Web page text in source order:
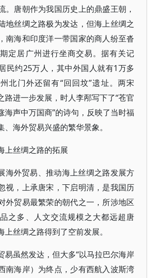
。唐朝作为我国历史上的鼎盛王朝，
地丝绸之路极为发达，但海上丝绸之
南海和印度洋一带国家的商人纷至沓
定居广州进行坐商交易。据有关记
民约25万人，其中外国人就有1万多
北门外还留有“回回坟”遗址。两宋
路进一步发展，时人李邴写下了“苍官
海声中万国商”的诗句，反映了当时福
、海外贸易兴盛的繁华景象。
上丝绸之路的拓展
海外贸易、推动海上丝绸之路发展方
视，上承唐宋，下启明清，是我国历
外贸易最繁荣的朝代之一，所涉地区
之多、人文交流规模之大都远超唐
上丝绸之路得到了空前发展。
易虽然发达，但大多“以马拉巴尔海岸
南海岸）为终点，少有西航入波斯湾